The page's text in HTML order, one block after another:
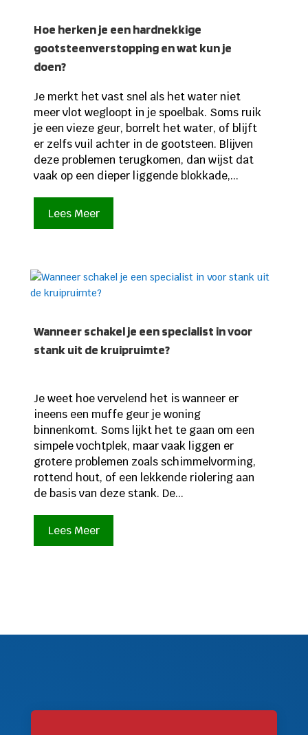
Hoe herken je een hardnekkige
gootsteenverstopping en wat kun je
doen?
Je merkt het vast snel als het water niet
meer vlot wegloopt in je spoelbak. Soms ruik
je een vieze geur, borrelt het water, of blijft
er zelfs vuil achter in de gootsteen. Blijven
deze problemen terugkomen, dan wijst dat
vaak op een dieper liggende blokkade,...
Lees Meer
Wanneer schakel je een specialist in voor
stank uit de kruipruimte?
Je weet hoe vervelend het is wanneer er
ineens een muffe geur je woning
binnenkomt. Soms lijkt het te gaan om een
simpele vochtplek, maar vaak liggen er
grotere problemen zoals schimmelvorming,
rottend hout, of een lekkende riolering aan
de basis van deze stank. De...
Lees Meer